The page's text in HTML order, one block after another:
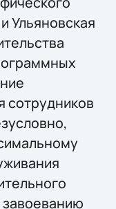
Ульяновская
сотрудников